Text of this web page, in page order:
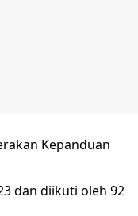
Kepanduan
dan diikuti oleh 92